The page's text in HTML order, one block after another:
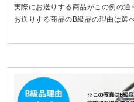
実際にお送りする商品がこの例の通
お送りする商品のB級品の理由は選